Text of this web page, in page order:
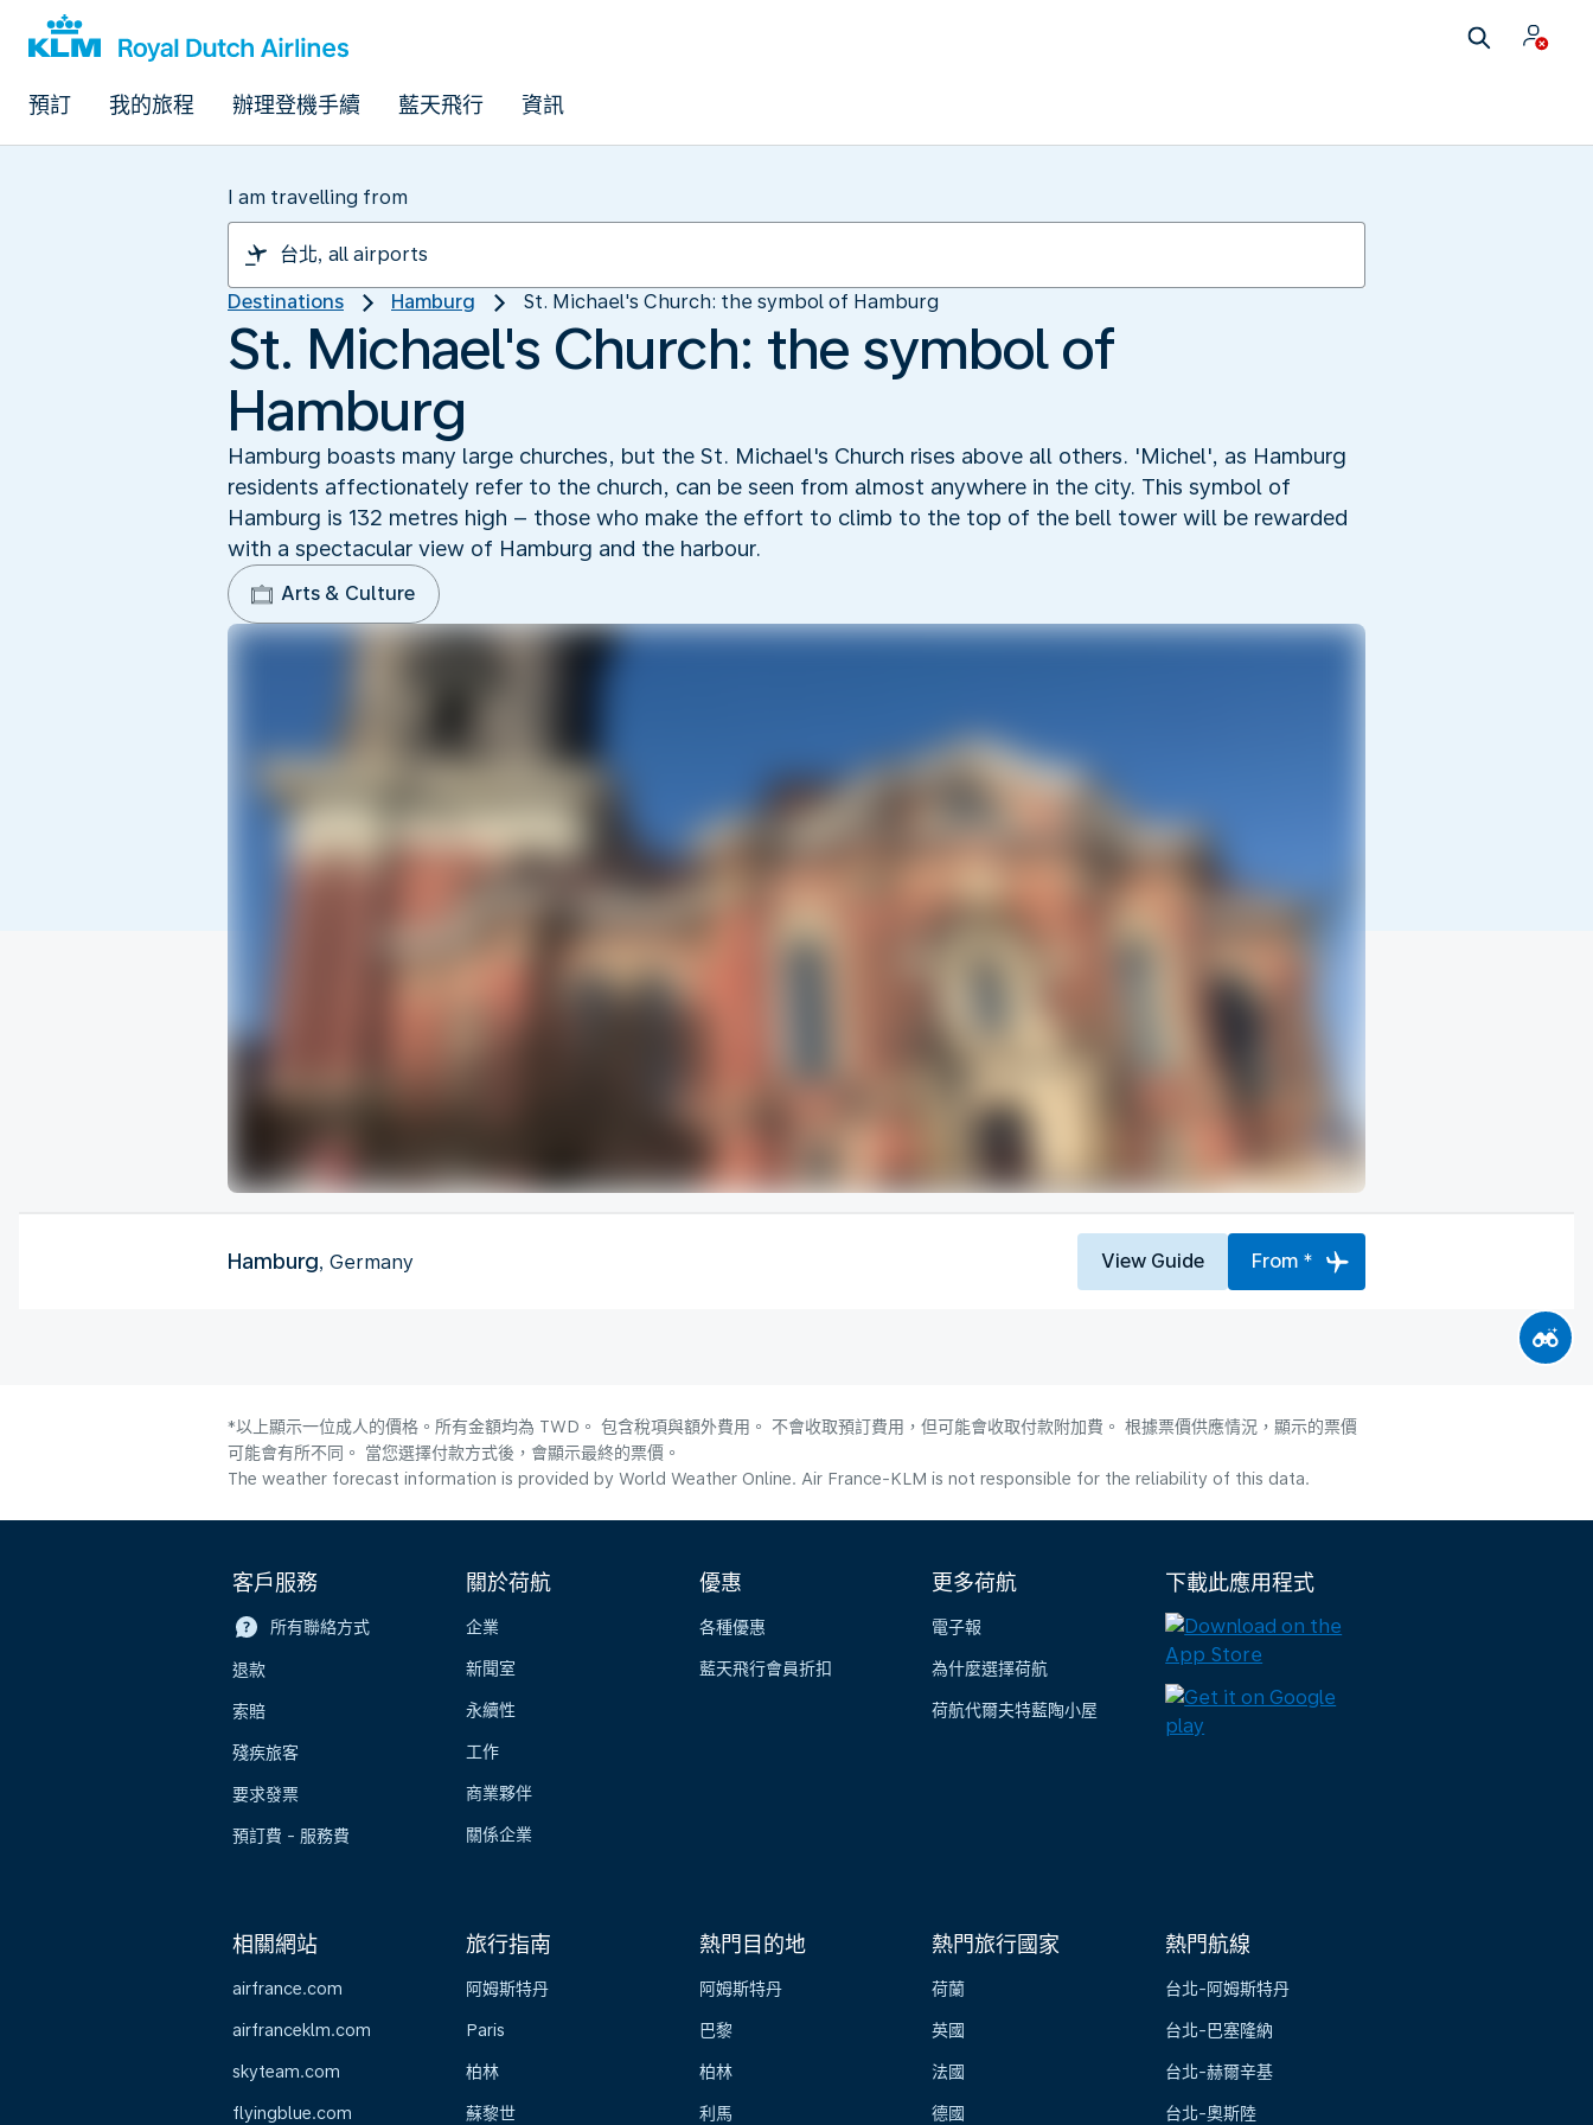
預訂 我的旅程 辦理登機手續 藍天飛行 資訊
I am travelling from
Destinations Hamburg St. Michael's Church: the symbol of Hamburg
St. Michael's Church: the symbol of
Hamburg
Hamburg boasts many large churches, but the St. Michael's Church rises above all others. 'Michel', as Hamburg
residents affectionately refer to the church, can be seen from almost anywhere in the city. This symbol of
Hamburg is 132 metres high – those who make the effort to climb to the top of the bell tower will be rewarded
with a spectacular view of Hamburg and the harbour.
Arts & Culture
Hamburg, Germany View Guide From *
*以上顯示一位成人的價格。所有金額均為 TWD。 包含稅項與額外費用。 不會收取預訂費用，但可能會收取付款附加費。 根據票價供應情況，顯示的票價
可能會有所不同。 當您選擇付款方式後，會顯示最終的票價。
The weather forecast information is provided by World Weather Online. Air France-KLM is not responsible for the reliability of this data.
客戶服務
所有聯絡方式
退款
索賠
殘疾旅客
要求發票
預訂費 - 服務費
關於荷航
企業
新聞室
永續性
工作
商業夥伴
關係企業
優惠
各種優惠
藍天飛行會員折扣
更多荷航
電子報
為什麼選擇荷航
荷航代爾夫特藍陶小屋
下載此應用程式
相關網站
airfrance.com
airfranceklm.com
skyteam.com
flyingblue.com
旅行指南
阿姆斯特丹
Paris
柏林
蘇黎世
熱門目的地
阿姆斯特丹
巴黎
柏林
利馬
熱門旅行國家
荷蘭
英國
法國
德國
熱門航線
台北-阿姆斯特丹
台北-巴塞隆納
台北-赫爾辛基
台北-奧斯陸